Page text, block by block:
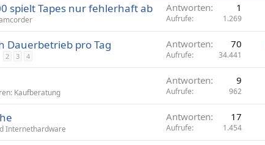
spielt Tapes nur fehlerhaft ab Antworten 1
Aufrufe 1.269
Dauerbetrieb pro Tag
2 3 4
Antworten 70
Aufrufe 34.441
Kaufberatung
Antworten 9
Aufrufe 962
Internethardware
Antworten 17
Aufrufe 1.454